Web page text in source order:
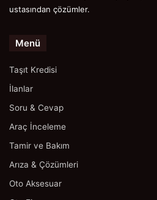
ustasından çözümler.
Menü
Taşıt Kredisi
İlanlar
Soru & Cevap
Araç İnceleme
Tamir ve Bakım
Arıza & Çözümleri
Oto Aksesuar